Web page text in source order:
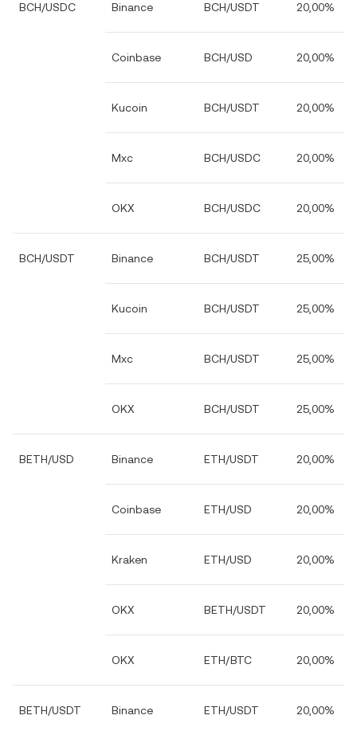
BCH/USDC Binance BCH/USDT 20,00%
Coinbase BCH/USD 20,00%
Kucoin BCH/USDT 20,00%
Mxc BCH/USDC 20,00%
OKX BCH/USDC 20,00%
BCH/USDT Binance BCH/USDT 25,00%
Kucoin BCH/USDT 25,00%
Mxc BCH/USDT 25,00%
OKX BCH/USDT 25,00%
BETH/USD Binance ETH/USDT 20,00%
Coinbase ETH/USD 20,00%
Kraken ETH/USD 20,00%
OKX BETH/USDT 20,00%
OKX ETH/BTC 20,00%
BETH/USDT Binance ETH/USDT 20,00%